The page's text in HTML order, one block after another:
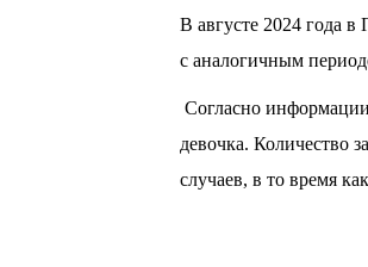
В августе 2024 года
с аналогичным
Согласно информации
девочка. Количество
случаев, в то время